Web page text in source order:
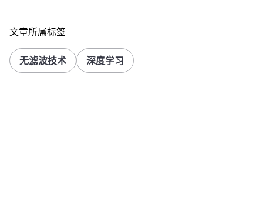
文章所属标签
无滤波技术 深度学习